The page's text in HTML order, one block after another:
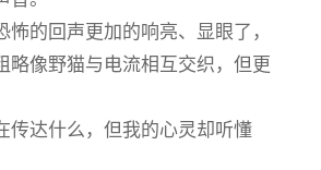
怖的回声更加的响亮、显眼了，
略像野猫与电流相互交织，但更
传达什么，但我的心灵却听懂